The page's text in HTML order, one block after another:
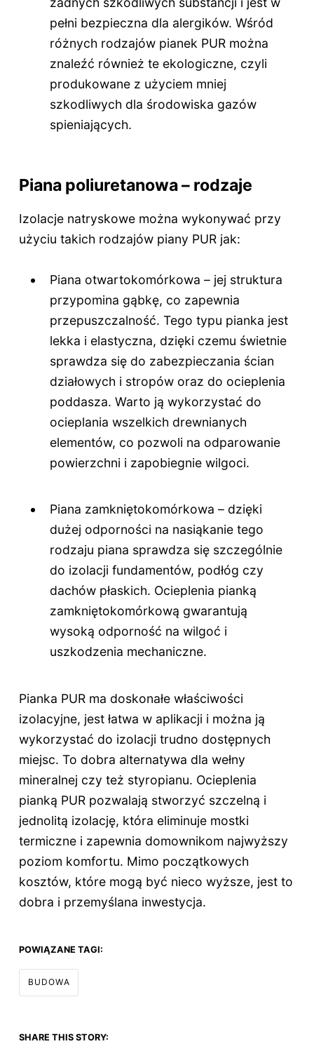
pełni bezpieczna dla alergików. Wśród
różnych rodzajów pianek PUR można
znaleźć również te ekologiczne, czyli
produkowane z użyciem mniej
szkodliwych dla środowiska gazów
spieniających.
Piana poliuretanowa – rodzaje
Izolacje natryskowe można wykonywać przy
użyciu takich rodzajów piany PUR jak:
Piana otwartokomórkowa – jej struktura
przypomina gąbkę, co zapewnia
przepuszczalność. Tego typu pianka jest
lekka i elastyczna, dzięki czemu świetnie
sprawdza się do zabezpieczania ścian
działowych i stropów oraz do ocieplenia
poddasza. Warto ją wykorzystać do
ocieplania wszelkich drewnianych
elementów, co pozwoli na odparowanie
powierzchni i zapobiegnie wilgoci.
Piana zamkniętokomórkowa – dzięki
dużej odporności na nasiąkanie tego
rodzaju piana sprawdza się szczególnie
do izolacji fundamentów, podłóg czy
dachów płaskich. Ocieplenia pianką
zamkniętokomórkową gwarantują
wysoką odporność na wilgoć i
uszkodzenia mechaniczne.
Pianka PUR ma doskonałe właściwości
izolacyjne, jest łatwa w aplikacji i można ją
wykorzystać do izolacji trudno dostępnych
miejsc. To dobra alternatywa dla wełny
mineralnej czy też styropianu. Ocieplenia
pianką PUR pozwalają stworzyć szczelną i
jednolitą izolację, która eliminuje mostki
termiczne i zapewnia domownikom najwyższy
poziom komfortu. Mimo początkowych
kosztów, które mogą być nieco wyższe, jest to
dobra i przemyślana inwestycja.
POWIĄZANE TAGI:
BUDOWA
SHARE THIS STORY: